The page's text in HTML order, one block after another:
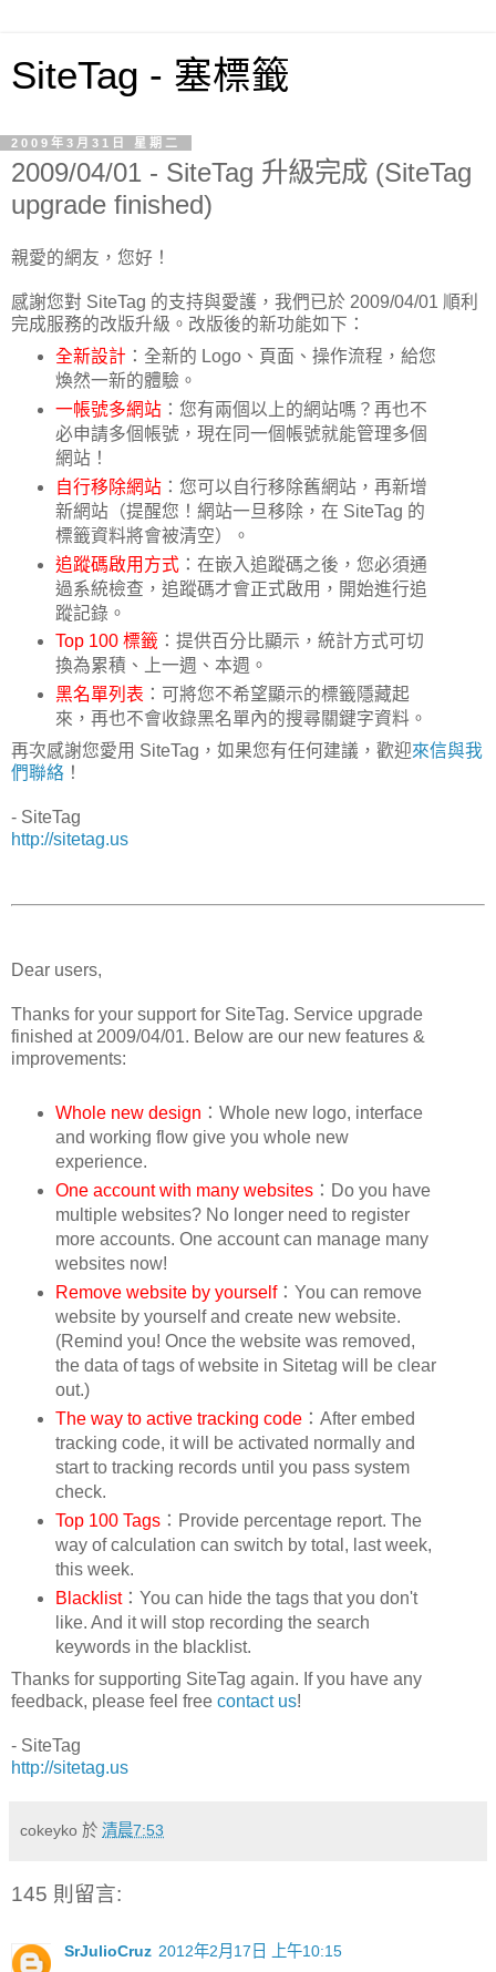
SiteTag - 塞標籤
2009年3月31日 星期二
2009/04/01 - SiteTag 升級完成 (SiteTag
upgrade finished)
親愛的網友，您好！
感謝您對 SiteTag 的支持與愛護，我們已於 2009/04/01 順利
完成服務的改版升級。改版後的新功能如下：
全新設計：全新的 Logo、頁面、操作流程，給您
煥然一新的體驗。
一帳號多網站：您有兩個以上的網站嗎？再也不
必申請多個帳號，現在同一個帳號就能管理多個
網站！
自行移除網站：您可以自行移除舊網站，再新增
新網站（提醒您！網站一旦移除，在 SiteTag 的
標籤資料將會被清空）。
追蹤碼啟用方式：在嵌入追蹤碼之後，您必須通
過系統檢查，追蹤碼才會正式啟用，開始進行追
蹤記錄。
Top 100 標籤 ：提供百分比顯示，統計方式可切
換為累積、上一週、本週。
黑名單列表 ：可將您不希望顯示的標籤隱藏起
來，再也不會收錄黑名單內的搜尋關鍵字資料。
再次感謝您愛用 SiteTag，如果您有任何建議，歡迎來信與我
們聯絡 ！
- SiteTag
http://sitetag.us
Dear users,
Thanks for your support for SiteTag. Service upgrade
finished at 2009/04/01. Below are our new features &
improvements:
Whole new design ：Whole new logo, interface
and working flow give you whole new
experience.
One account with many websites：Do you have
multiple websites? No longer need to register
more accounts. One account can manage many
websites now!
Remove website by yourself：You can remove
website by yourself and create new website.
(Remind you! Once the website was removed,
the data of tags of website in Sitetag will be clear
out.)
The way to active tracking code：After embed
tracking code, it will be activated normally and
start to tracking records until you pass system
check.
Top 100 Tags：Provide percentage report. The
way of calculation can switch by total, last week,
this week.
Blacklist：You can hide the tags that you don't
like. And it will stop recording the search
keywords in the blacklist.
Thanks for supporting SiteTag again. If you have any
feedback, please feel free contact us!
- SiteTag
http://sitetag.us
cokeyko 於 清晨7:53
145 則留言:
SrJulioCruz 2012年2月17日 上午10:15